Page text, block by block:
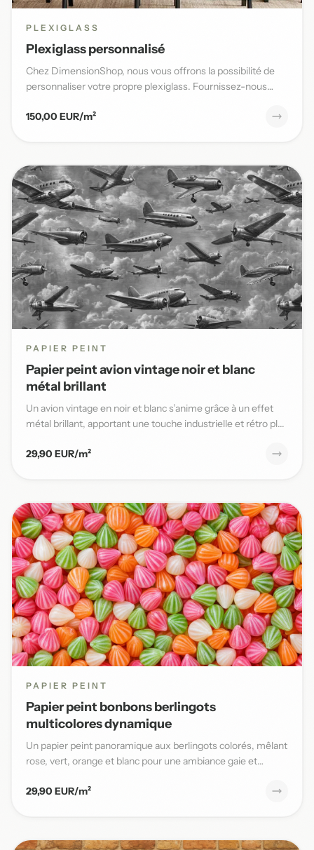
PLEXIGLASS
Plexiglass personnalisé
Chez DimensionShop, nous vous offrons la possibilité de
personnaliser votre propre plexiglass. Fournissez-nous
150,00 EUR/m²
PAPIER PEINT
Papier peint avion vintage noir et blanc
métal brillant
Un avion vintage en noir et blanc s’anime grâce à un effet
métal brillant, apportant une touche industrielle et rétro pl...
29,90 EUR/m²
PAPIER PEINT
Papier peint bonbons berlingots
multicolores dynamique
Un papier peint panoramique aux berlingots colorés, mêlant
rose, vert, orange et blanc pour une ambiance gaie et
29,90 EUR/m²